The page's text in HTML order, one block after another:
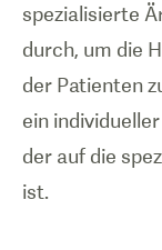
spezialisierte
durch, um die
der Patienten
ein
der auf die
ist.